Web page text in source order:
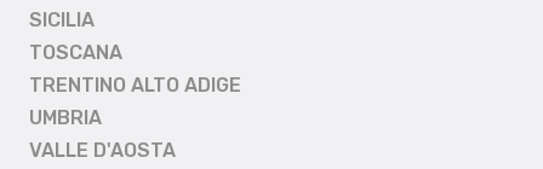
SICILIA
TOSCANA
TRENTINO ALTO ADIGE
UMBRIA
VALLE D'AOSTA